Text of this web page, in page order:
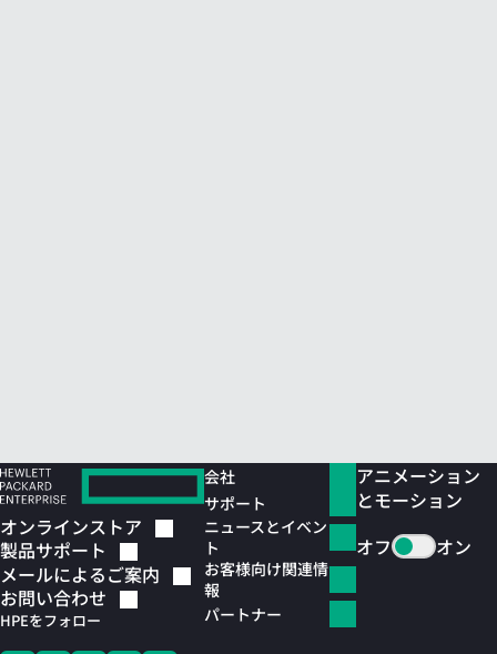
オンラインストア
製品サポート
メールによるご案内
お問い合わせ
HPEをフォロー
会社
サポート
ニュースとイベン
ト
お客様向け関連情
報
パートナー
アニメーション
とモーション
オフ
オン